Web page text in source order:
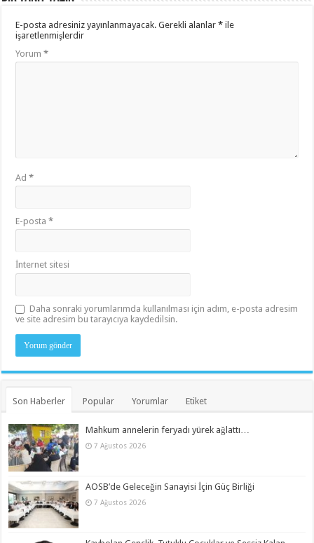
E-posta adresiniz yayınlanmayacak. Gerekli alanlar* ile
işaretlenmişlerdir
Yorum*
Ad*
E-posta*
İnternet sitesi
Daha sonraki yorumlarımda kullanılması için adım, e-posta adresim
ve site adresim bu tarayıcıya kaydedilsin.
Son Haberler Popular Yorumlar Etiket
Mahkum annelerin feryadı yürek ağlattı…
7 Ağustos 2026
AOSB’de Geleceğin Sanayisi İçin Güç Birliği
7 Ağustos 2026